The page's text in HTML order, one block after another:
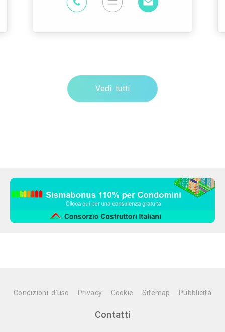
Vedi tutti
Condizioni d'uso Privacy Cookie Sitemap Pubblicità
Contatti